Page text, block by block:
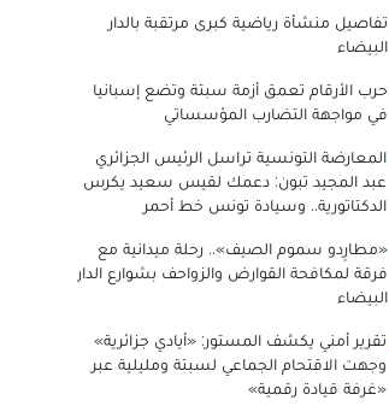
تفاصيل منشأة رياضية كبرى مرتقبة بالدار
البيضاء
حرب الأرقام تعمق أزمة سبتة وتضع إسبانيا
في مواجهة التضارب المؤسساتي
المعارضة التونسية تراسل الرئيس الجزائري
عبد المجيد تبون: دعمك لقيس سعيد يكرس
الدكتاتورية.. وسيادة تونس خط أحمر
«مطارِدو سموم الصيف».. رحلة ميدانية مع
فرقة لمكافحة القوارض والزواحف بشوارع الدار
البيضاء
تقرير أمني يكشف المستور: «أيادي جزائرية»
وجهت الاقتحام الجماعي لسبتة ومليلية عبر
«غرفة قيادة رقمية»